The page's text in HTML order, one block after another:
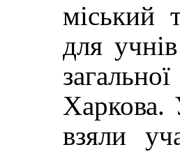
міський
для
Харкова.
взяли